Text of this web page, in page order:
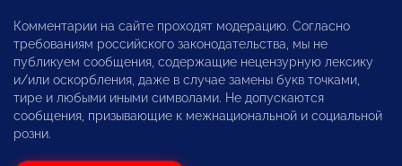
Комментарии на сайте проходят модерацию. Согласно
требованиям российского законодательства, мы не
публикуем сообщения, содержащие нецензурную лексику
и/или оскорбления, даже в случае замены букв точками,
тире и любыми иными символами. Не допускаются
сообщения, призывающие к межнациональной и социальной
розни.